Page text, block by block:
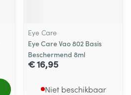
Eye Care
Eye Care Vao 802 Basis
Beschermend 8ml
€ 16,95
Niet beschikbaar